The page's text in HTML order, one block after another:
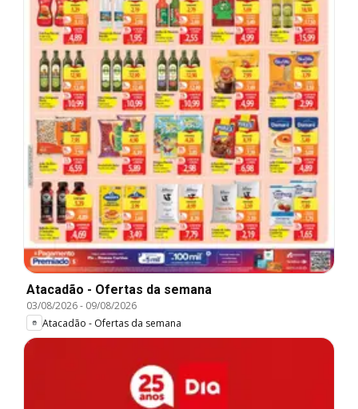
Atacadão - Ofertas da semana
03/08/2026- 09/08/2026
Atacadão - Ofertas da semana